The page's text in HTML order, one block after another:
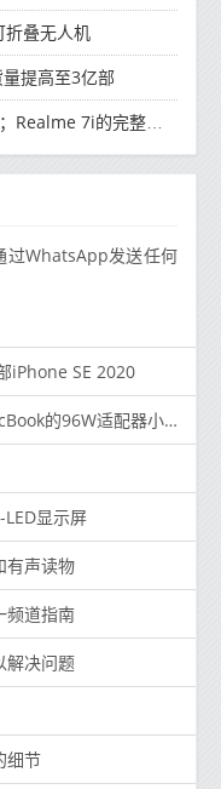
折叠无人机
提高至3亿部
的完整规格并导致泄漏
WhatsApp发送任何
iPhone SE 2020
小25％，更时尚，功能更强大
显示屏
有声读物
频道指南
解决问题
细节